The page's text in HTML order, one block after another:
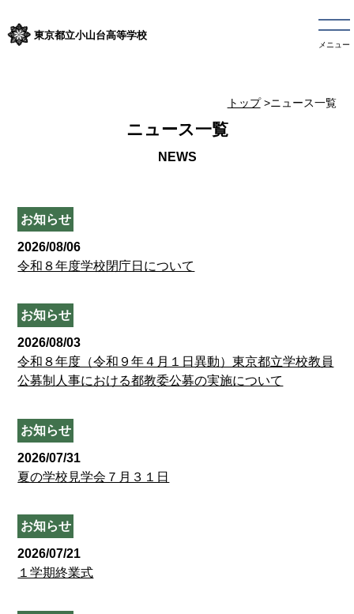
東京都立小山台高等学校
メニュー
トップ>ニュース一覧
ニュース一覧
お知らせ
2026/08/06
令和８年度学校閉庁日について
お知らせ
2026/08/03
令和８年度（令和９年４月１日異動）東京都立学校教員
公募制人事における都教委公募の実施について
お知らせ
2026/07/31
夏の学校見学会７月３１日
お知らせ
2026/07/21
１学期終業式